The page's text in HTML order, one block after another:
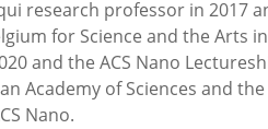
research professor in 2017
for Science and the Arts
and the ACS Nano
Academy of Sciences and
Nano.